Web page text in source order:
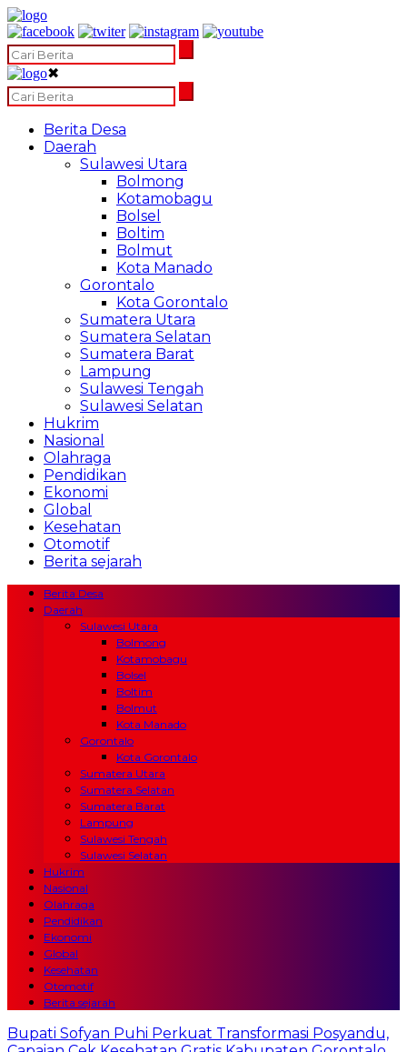
✖
Berita Desa
Daerah
Sulawesi Utara
Bolmong
Kotamobagu
Bolsel
Boltim
Bolmut
Kota Manado
Gorontalo
Kota Gorontalo
Sumatera Utara
Sumatera Selatan
Sumatera Barat
Lampung
Sulawesi Tengah
Sulawesi Selatan
Hukrim
Nasional
Olahraga
Pendidikan
Ekonomi
Global
Kesehatan
Otomotif
Berita sejarah
Berita Desa
Daerah
Sulawesi Utara
Bolmong
Kotamobagu
Bolsel
Boltim
Bolmut
Kota Manado
Gorontalo
Kota Gorontalo
Sumatera Utara
Sumatera Selatan
Sumatera Barat
Lampung
Sulawesi Tengah
Sulawesi Selatan
Hukrim
Nasional
Olahraga
Pendidikan
Ekonomi
Global
Kesehatan
Otomotif
Berita sejarah
Bupati Sofyan Puhi Perkuat Transformasi Posyandu,